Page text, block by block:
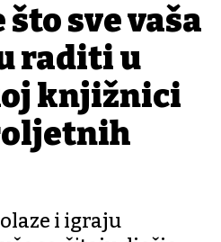
sve vaša
raditi u
knjižnici
i igraju